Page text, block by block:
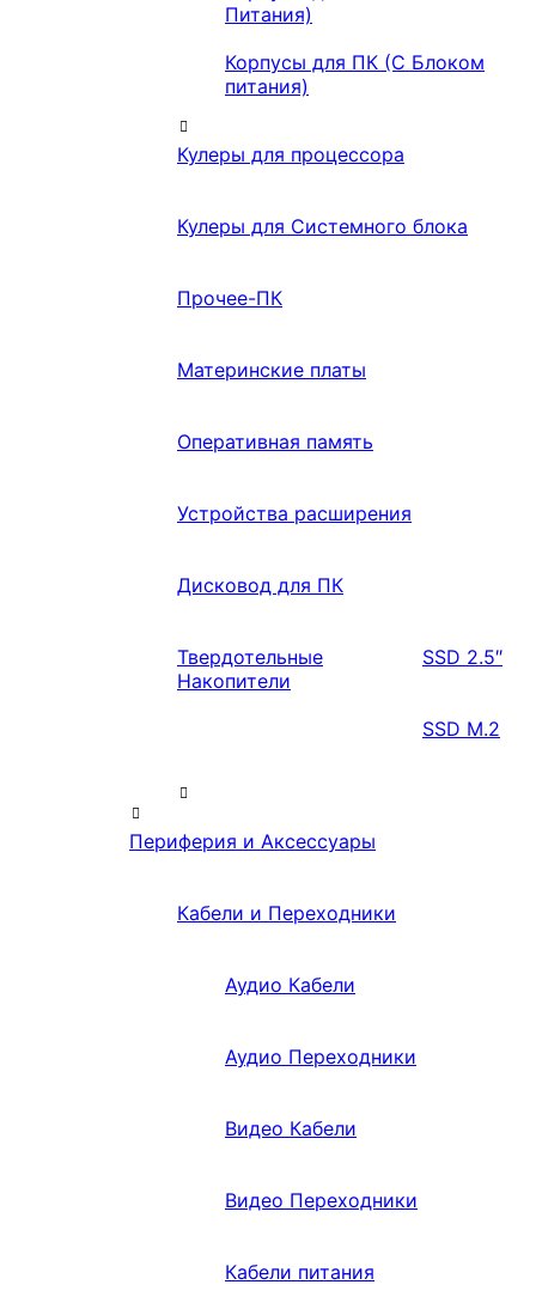
Питания)
Корпусы для ПК (С Блоком
питания)
Кулеры для процессора
Кулеры для Системного блока
Прочее-ПК
Материнские платы
Оперативная память
Устройства расширения
Дисковод для ПК
Твердотельные
Накопители
SSD 2.5″
SSD M.2
Периферия и Аксессуары
Кабели и Переходники
Аудио Кабели
Аудио Переходники
Видео Кабели
Видео Переходники
Кабели питания